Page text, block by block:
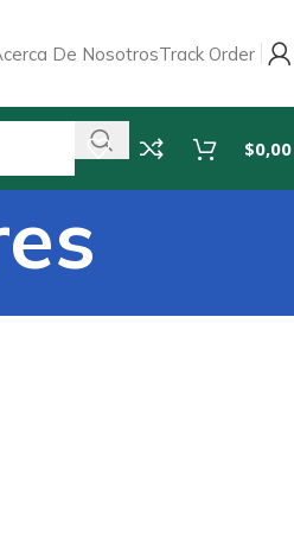
De NosotrosTrack Order
$0,00